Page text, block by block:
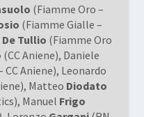
(Fiamme Oro –
(Fiamme Gialle –
De Tullio (Fiamme Oro
(CC Aniene), Daniele
Aniene), Leonardo
Matteo Diodato
Manuel Frigo